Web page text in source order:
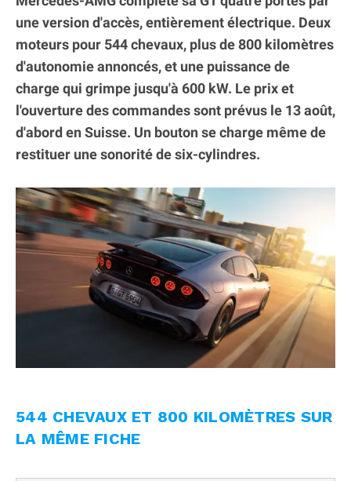
une version d'accès, entièrement électrique. Deux
moteurs pour 544 chevaux, plus de 800 kilomètres
d'autonomie annoncés, et une puissance de
charge qui grimpe jusqu'à 600 kW. Le prix et
l'ouverture des commandes sont prévus le 13 août,
d'abord en Suisse. Un bouton se charge même de
restituer une sonorité de six-cylindres.
544 CHEVAUX ET 800 KILOMÈTRES SUR
LA MÊME FICHE